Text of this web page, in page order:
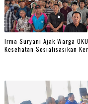
Irma Suryani Ajak Warga
Kesehatan Sosialisasikan